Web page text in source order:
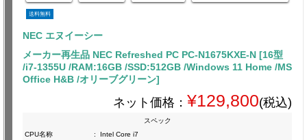
送料無料
NEC エヌイーシー
メーカー再生品 NEC Refreshed PC PC-N1675KXE-N [16型
/i7-1355U /RAM:16GB /SSD:512GB /Windows 11 Home /MS
Office H&B /オリーブグリーン]
ネット価格： ¥129,800(税込)
スペック
CPU名称
:
Intel Core i7